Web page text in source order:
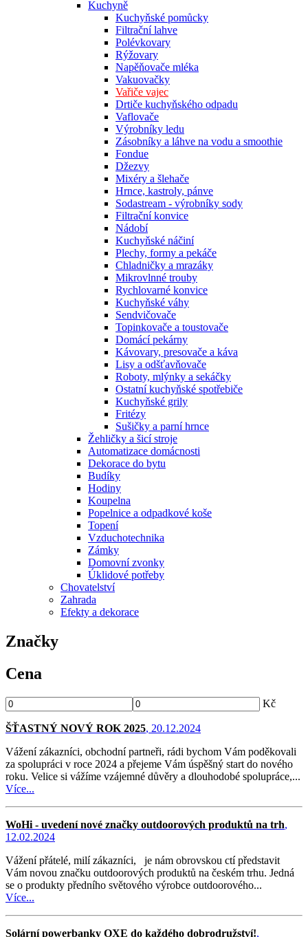
Kuchyně
Kuchyňské pomůcky
Filtrační lahve
Polévkovary
Rýžovary
Napěňovače mléka
Vakuovačky
Vařiče vajec
Drtiče kuchyňského odpadu
Vaflovače
Výrobníky ledu
Zásobníky a láhve na vodu a smoothie
Fondue
Džezvy
Mixéry a šlehače
Hrnce, kastroly, pánve
Sodastream - výrobníky sody
Filtrační konvice
Nádobí
Kuchyňské náčiní
Plechy, formy a pekáče
Chladničky a mrazáky
Mikrovlnné trouby
Rychlovarné konvice
Kuchyňské váhy
Sendvičovače
Topinkovače a toustovače
Domácí pekárny
Kávovary, presovače a káva
Lisy a odšťavňovače
Roboty, mlýnky a sekáčky
Ostatní kuchyňské spotřebiče
Kuchyňské grily
Fritézy
Sušičky a parní hrnce
Žehličky a šicí stroje
Automatizace domácnosti
Dekorace do bytu
Budíky
Hodiny
Koupelna
Popelnice a odpadkové koše
Topení
Vzduchotechnika
Zámky
Domovní zvonky
Úklidové potřeby
Chovatelství
Zahrada
Efekty a dekorace
Značky
Cena
Kč
ŠŤASTNÝ NOVÝ ROK 2025, 20.12.2024
Vážení zákazníci, obchodní partneři, rádi bychom Vám poděkovali
za spolupráci v roce 2024 a přejeme Vám úspěšný start do nového
roku. Velice si vážíme vzájemné důvěry a dlouhodobé spolupráce,...
Více...
WoHi - uvedení nové značky outdoorových produktů na trh,
12.02.2024
Vážení přátelé, milí zákazníci, je nám obrovskou ctí představit
Vám novou značku outdoorových produktů na českém trhu. Jedná
se o produkty předního světového výrobce outdoorového...
Více...
Solární powerbanky OXE do každého dobrodružství!,